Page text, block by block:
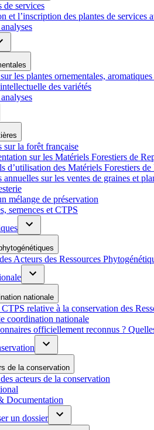
de services
et l’inscription des plantes de services
les plantes ornementales,
des variétés
sur la forêt française
sur les Matériels Forestiers de
d’utilisation des Matériels Forestiers
annuelles sur les ventes de graines et
mélange de préservation
semences et CTPS
Acteurs des Ressources
nationale
relative à la conservation des
coordination nationale
officiellement reconnus ?
de la conservation
acteurs de la conservation
Documentation
un dossier